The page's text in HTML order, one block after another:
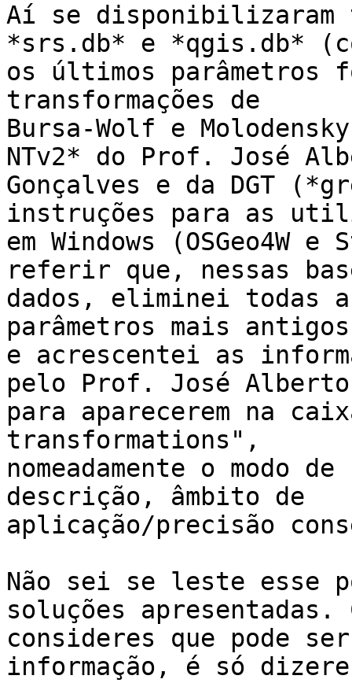
Aí se disponibilizaram
*srs.db* e *qgis.db*
os últimos parâmetros
transformações de
Bursa-Wolf e
NTv2* do Prof. José
Gonçalves e da DGT
instruções para as
em Windows (OSGeo4W
referir que, nessas
dados, eliminei todas
parâmetros mais
e acrescentei as
pelo Prof. José Alberto
para aparecerem na
transformations",
nomeadamente o modo
descrição, âmbito de
aplicação/precisão
Não sei se leste esse
soluções apresentadas.
consideres que pode
informação, é só